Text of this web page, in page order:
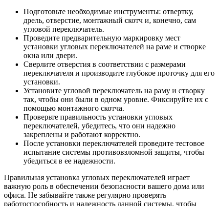
Подготовьте необходимые инструменты: отвертку,
дрель, отверстие, монтажный скотч и, конечно, сам
угловой переключатель.
Проведите предварительную маркировку мест
установки угловых переключателей на раме и створке
окна или двери.
Сверлите отверстия в соответствии с размерами
переключателя и производите глубокое проточку для его
установки.
Установите угловой переключатель на раму и створку
так, чтобы они были в одном уровне. Фиксируйте их с
помощью монтажного скотча.
Проверьте правильность установки угловых
переключателей, убедитесь, что они надежно
закреплены и работают корректно.
После установки переключателей проведите тестовое
испытание системы противовзломной защиты, чтобы
убедиться в ее надежности.
Правильная установка угловых переключателей играет
важную роль в обеспечении безопасности вашего дома или
офиса. Не забывайте также регулярно проверять
работоспособность и надежность данной системы, чтобы